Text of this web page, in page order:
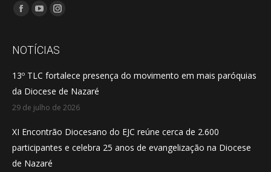
Encontre-nos em:
Facebook
opens
new
window
YouTube
opens
new
window
Instagram
opens
new
window
NOTÍCIAS
13º TLC fortalece presença do movimento em mais paróquias
da Diocese de Nazaré
29 de julho de 2026
XI Encontrão Diocesano do EJC reúne cerca de 2.600
participantes e celebra 25 anos de evangelização na Diocese
de Nazaré